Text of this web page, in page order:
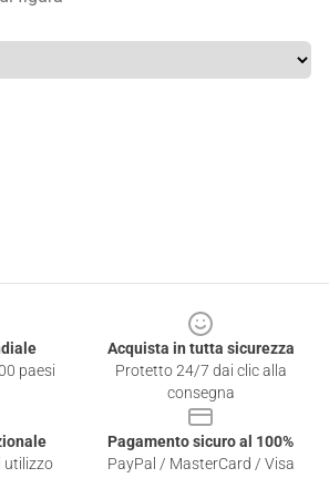
paesi
Acquista in tutta sicurezza
Protetto 24/7 dai clic alla
consegna
utilizzo
Pagamento sicuro al 100%
PayPal / MasterCard / Visa